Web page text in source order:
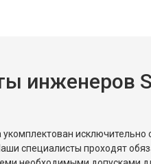
инженеров
укомплектован
специалисты проходят